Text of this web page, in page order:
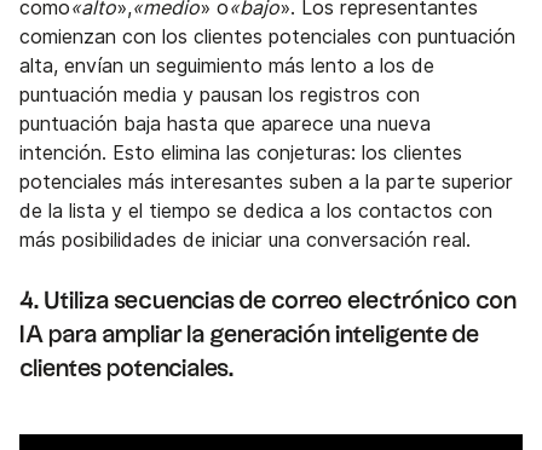
como«alto»,«medio» o«bajo». Los representantes
comienzan con los clientes potenciales con puntuación
alta, envían un seguimiento más lento a los de
puntuación media y pausan los registros con
puntuación baja hasta que aparece una nueva
intención. Esto elimina las conjeturas: los clientes
potenciales más interesantes suben a la parte superior
de la lista y el tiempo se dedica a los contactos con
más posibilidades de iniciar una conversación real.
4. Utiliza secuencias de correo electrónico con
IA para ampliar la generación inteligente de
clientes potenciales.